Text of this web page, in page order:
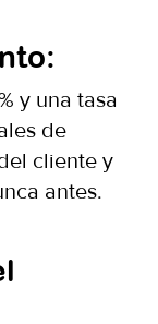
y una tasa
de
cliente y
antes.